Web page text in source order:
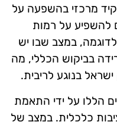
מרכזי בהשפעה על
להשפיע על רמות
במצב שבו יש
בביקוש הכללי, מה
בנוגע לריבית.
הללו על ידי התאמת
כלכלית. במצב של